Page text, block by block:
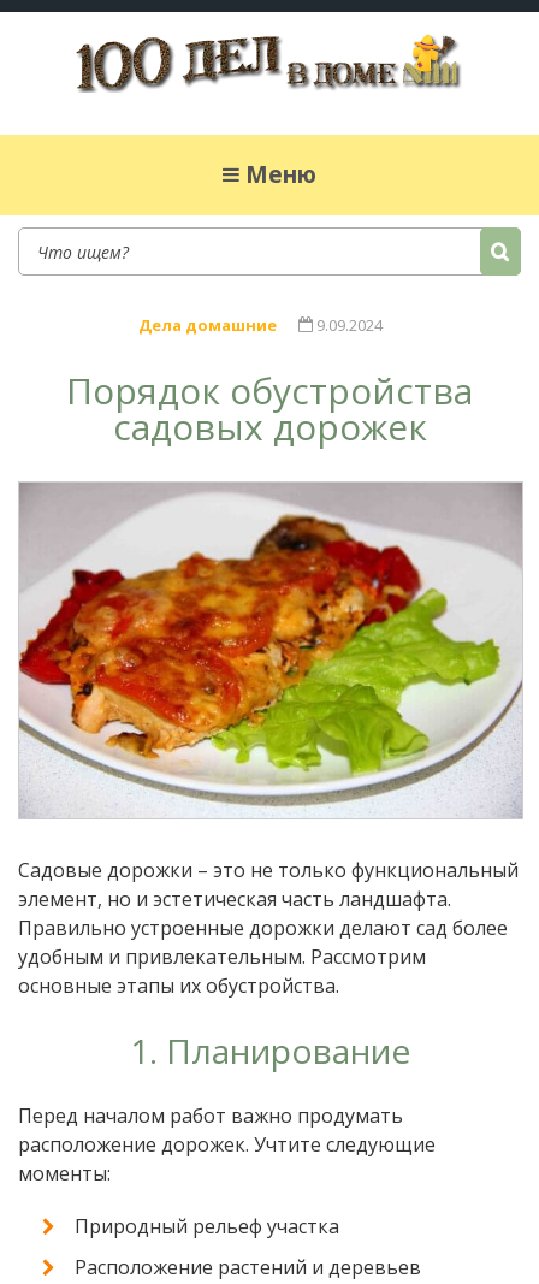
простые рецепты.Меню
Дела домашние 9.09.2024
Порядок обустройства
садовых дорожек
Садовые дорожки – это не только функциональный
элемент, но и эстетическая часть ландшафта.
Правильно устроенные дорожки делают сад более
удобным и привлекательным. Рассмотрим
основные этапы их обустройства.
1. Планирование
Перед началом работ важно продумать
расположение дорожек. Учтите следующие
моменты:
Природный рельеф участка
Расположение растений и деревьев